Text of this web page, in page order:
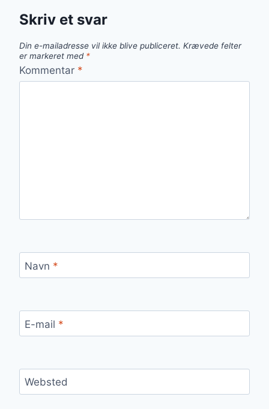
Skriv et svar
Din e-mailadresse vil ikke blive publiceret. Krævede felter
er markeret med *
Kommentar *
Navn *
E-mail *
Websted